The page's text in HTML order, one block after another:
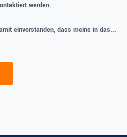
werden.
einverstanden, dass meine in das...